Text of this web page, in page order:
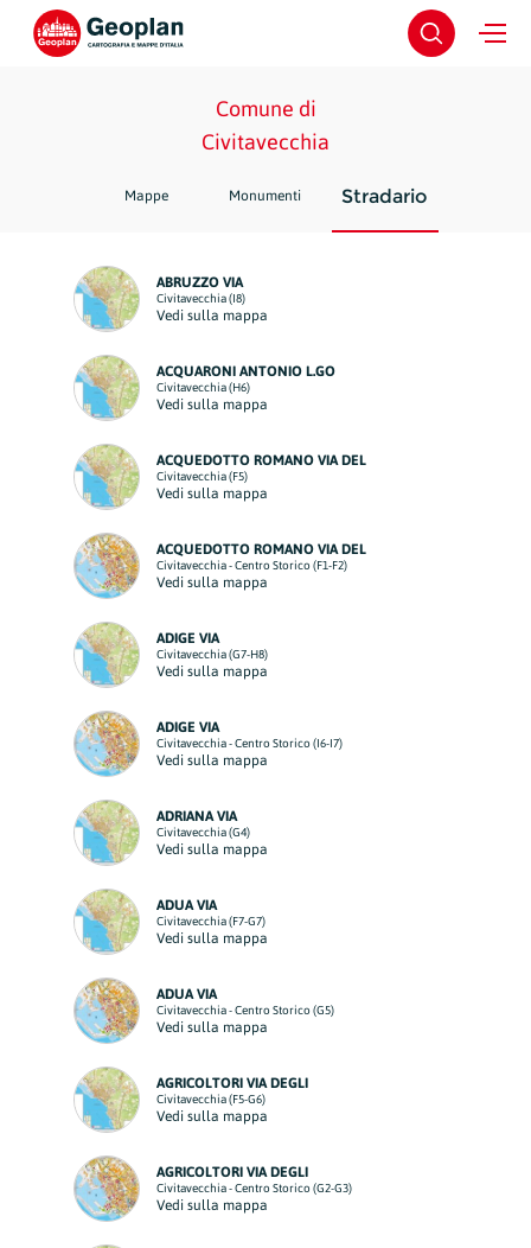
Comune di
Civitavecchia
Mappe Monumenti Stradario
ABRUZZO VIA
Civitavecchia (I8)
Vedi sulla mappa
ACQUARONI ANTONIO L.GO
Civitavecchia (H6)
Vedi sulla mappa
ACQUEDOTTO ROMANO VIA DEL
Civitavecchia (F5)
Vedi sulla mappa
ACQUEDOTTO ROMANO VIA DEL
Civitavecchia - Centro Storico (F1-F2)
Vedi sulla mappa
ADIGE VIA
Civitavecchia (G7-H8)
Vedi sulla mappa
ADIGE VIA
Civitavecchia - Centro Storico (I6-I7)
Vedi sulla mappa
ADRIANA VIA
Civitavecchia (G4)
Vedi sulla mappa
ADUA VIA
Civitavecchia (F7-G7)
Vedi sulla mappa
ADUA VIA
Civitavecchia - Centro Storico (G5)
Vedi sulla mappa
AGRICOLTORI VIA DEGLI
Civitavecchia (F5-G6)
Vedi sulla mappa
AGRICOLTORI VIA DEGLI
Civitavecchia - Centro Storico (G2-G3)
Vedi sulla mappa